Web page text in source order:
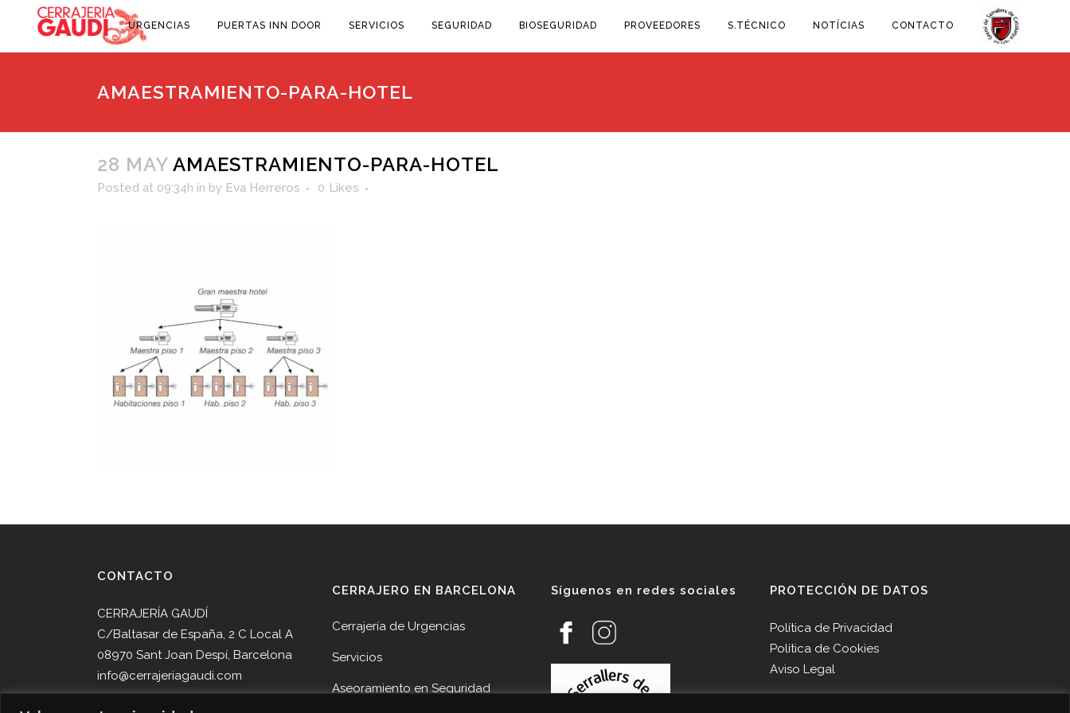
URGENCIAS PUERTAS INN DOOR SERVICIOS SEGURIDAD BIOSEGURIDAD PROVEEDORES S.TÉCNICO NOTÍCIAS CONTACTO
AMAESTRAMIENTO-PARA-HOTEL
28 MAY AMAESTRAMIENTO-PARA-HOTEL
Posted at 09:34h in by Eva Herreros 0 Likes
CONTACTO
CERRAJERÍA GAUDÍ
C/Baltasar de España, 2 C Local A
08970 Sant Joan Despí, Barcelona
info@cerrajeriagaudi.com
CERRAJERO EN BARCELONA
Cerrajería de Urgencias
Servicios
Aseoramiento en Seguridad
Síguenos en redes sociales PROTECCIÓN DE DATOS
Política de Privacidad
Política de Cookies
Aviso Legal